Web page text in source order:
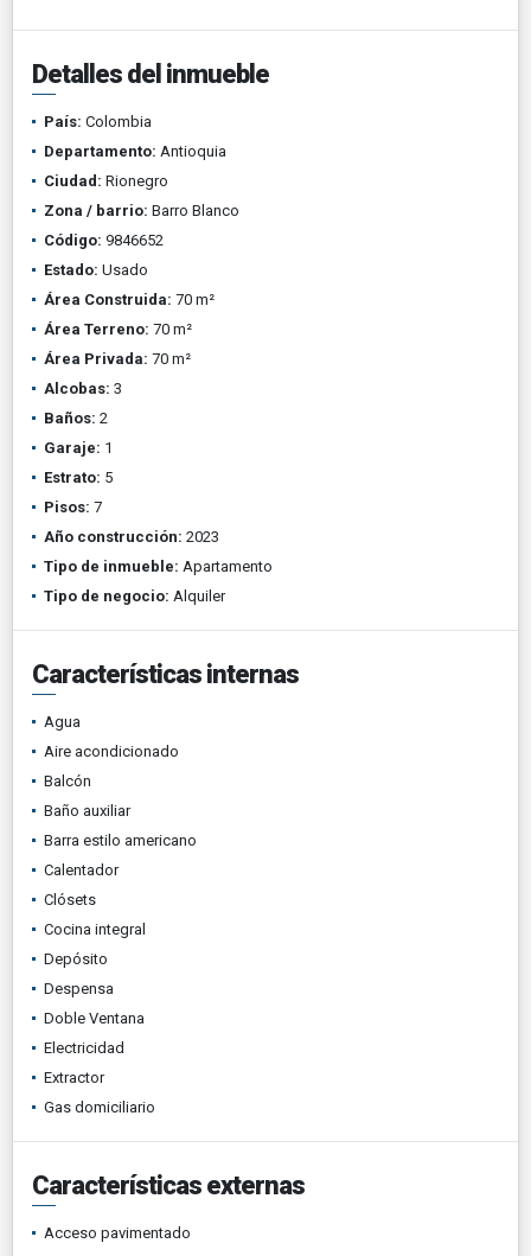
Detalles del inmueble
País: Colombia
Departamento: Antioquia
Ciudad: Rionegro
Zona / barrio: Barro Blanco
Código: 9846652
Estado: Usado
Área Construida: 70 m²
Área Terreno: 70 m²
Área Privada: 70 m²
Alcobas: 3
Baños: 2
Garaje: 1
Estrato: 5
Pisos: 7
Año construcción: 2023
Tipo de inmueble: Apartamento
Tipo de negocio: Alquiler
Características internas
Agua
Aire acondicionado
Balcón
Baño auxiliar
Barra estilo americano
Calentador
Clósets
Cocina integral
Depósito
Despensa
Doble Ventana
Electricidad
Extractor
Gas domiciliario
Características externas
Acceso pavimentado